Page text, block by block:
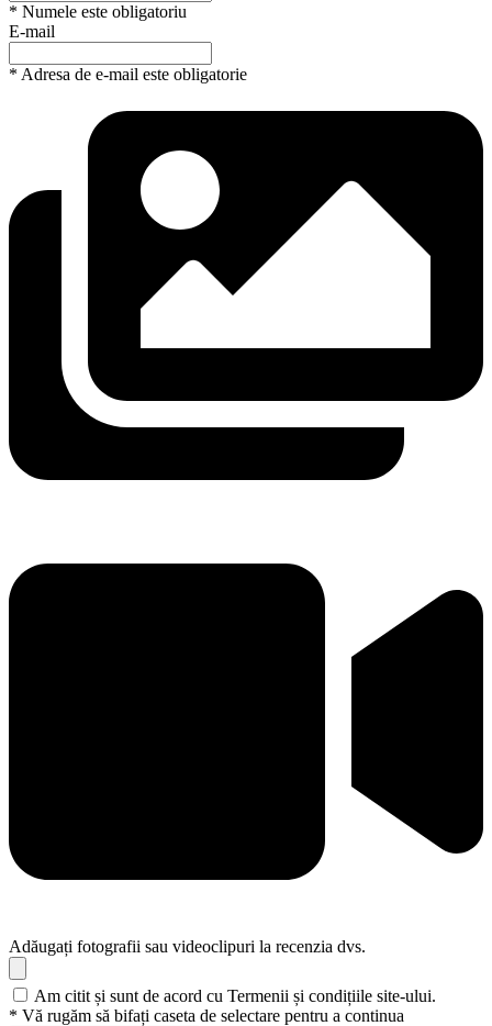
* Numele este obligatoriu
E-mail
* Adresa de e-mail este obligatorie
Adăugați fotografii sau videoclipuri la recenzia dvs.
Am citit și sunt de acord cu Termenii și condițiile site-ului.
* Vă rugăm să bifați caseta de selectare pentru a continua